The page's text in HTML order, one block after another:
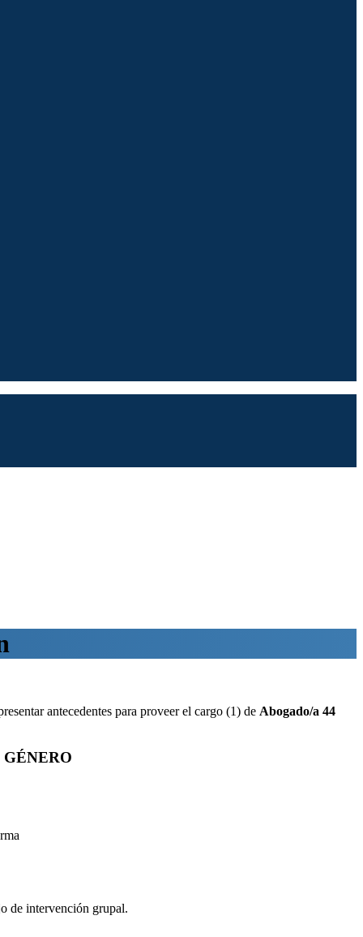
antecedentes para proveer el cargo (1) de Abogado/a 44
de intervención grupal.